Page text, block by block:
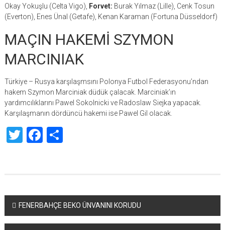
Okay Yokuşlu (Celta Vigo),
Forvet: Burak Yılmaz (Lille), Cenk Tosun
(Everton), Enes Ünal (Getafe), Kenan Karaman (Fortuna Düsseldorf)
MAÇIN HAKEMİ SZYMON
MARCINIAK
Türkiye – Rusya karşılaşmsını Polonya Futbol Federasyonu’ndan
hakem Szymon Marciniak düdük çalacak. Marciniak’ın
yardımcılıklarını Pawel Sokolnicki ve Radoslaw Siejka yapacak.
Karşılaşmanın dördüncü hakemi ise Pawel Gil olacak.
TwitterFacebook
Share
Yazı
dolaşımı
FENERBAHÇE BEKO ÜNVANINI KORUDU